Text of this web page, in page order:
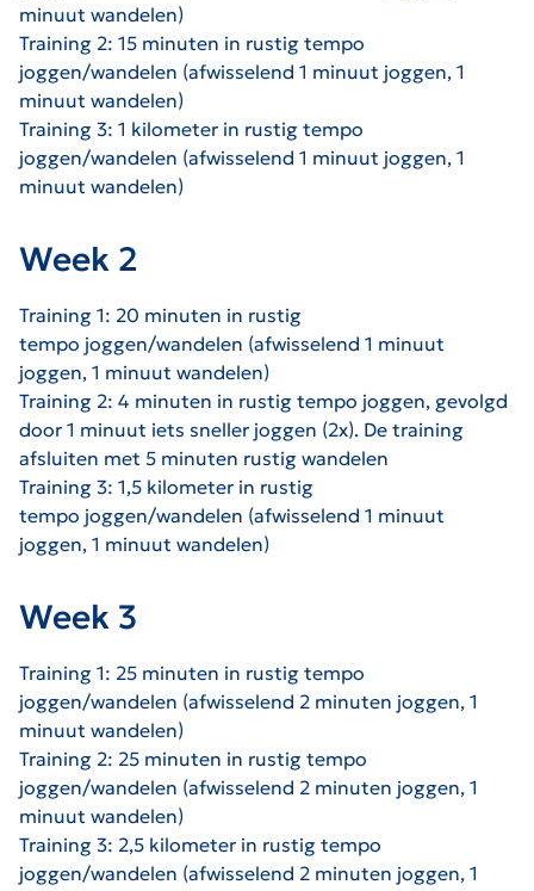
minuut wandelen)
Training 2: 15 minuten in rustig tempo
joggen/wandelen (afwisselend 1 minuut joggen, 1
minuut wandelen)
Training 3: 1 kilometer in rustig tempo
joggen/wandelen (afwisselend 1 minuut joggen, 1
minuut wandelen)
Week 2
Training 1: 20 minuten in rustig
tempo joggen/wandelen (afwisselend 1 minuut
joggen, 1 minuut wandelen)
Training 2: 4 minuten in rustig tempo joggen, gevolgd
door 1 minuut iets sneller joggen (2x). De training
afsluiten met 5 minuten rustig wandelen
Training 3: 1,5 kilometer in rustig
tempo joggen/wandelen (afwisselend 1 minuut
joggen, 1 minuut wandelen)
Week 3
Training 1: 25 minuten in rustig tempo
joggen/wandelen (afwisselend 2 minuten joggen, 1
minuut wandelen)
Training 2: 25 minuten in rustig tempo
joggen/wandelen (afwisselend 2 minuten joggen, 1
minuut wandelen)
Training 3: 2,5 kilometer in rustig tempo
joggen/wandelen (afwisselend 2 minuten joggen, 1